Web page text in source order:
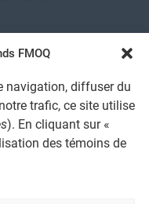
FMOQ
navigation, diffuser du
trafic, ce site utilise
). En cliquant sur «
des témoins de